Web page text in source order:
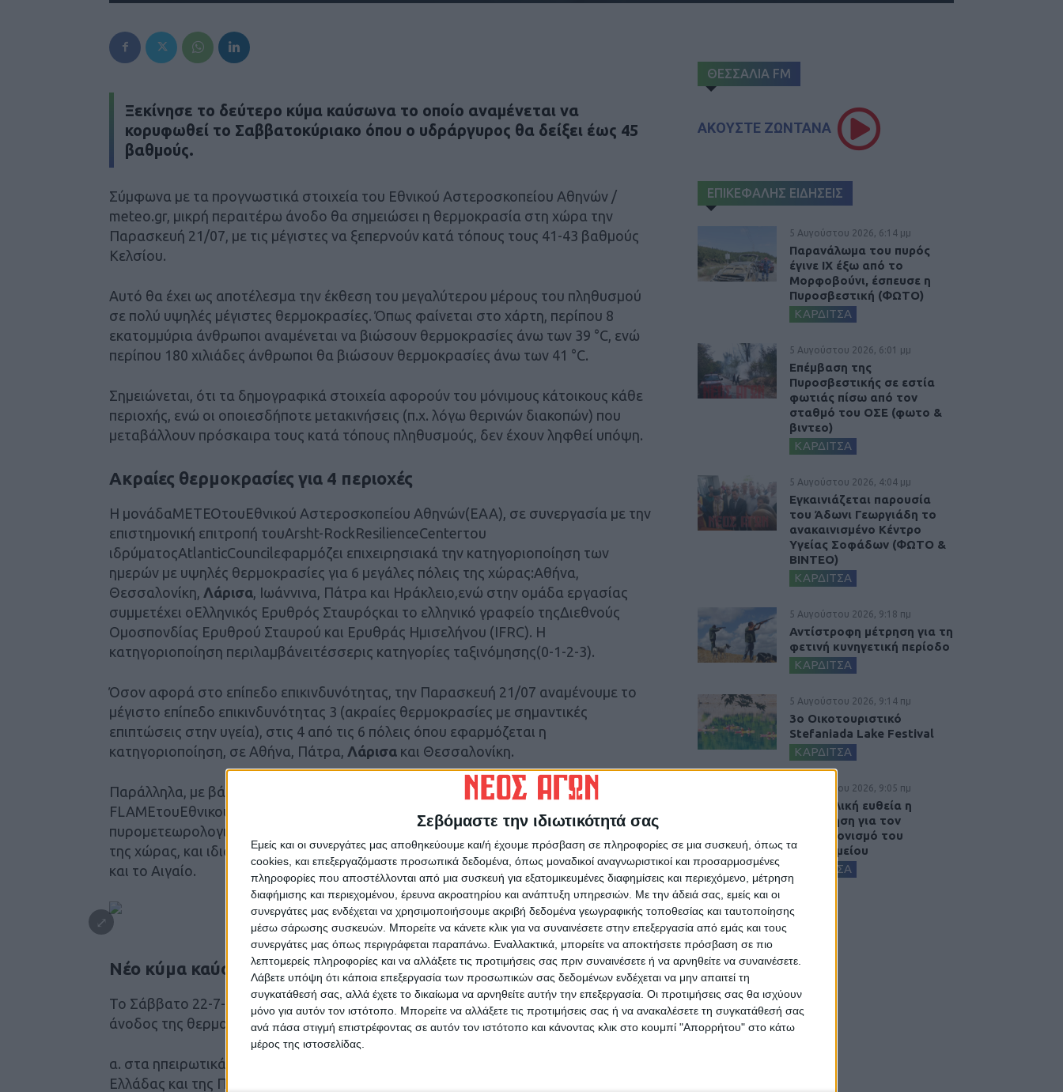
Σεβόμαστε την ιδιωτικότητά σας
Εμείς και οι συνεργάτες μας αποθηκεύουμε και/ή έχουμε πρόσβαση σε πληροφορίες σε μια συσκευή, όπως τα
cookies, και επεξεργαζόμαστε προσωπικά δεδομένα, όπως μοναδικοί αναγνωριστικοί και προσαρμοσμένες
πληροφορίες που αποστέλλονται από μια συσκευή για εξατομικευμένες διαφημίσεις και περιεχόμενο, μέτρηση
διαφήμισης και περιεχομένου, έρευνα ακροατηρίου και ανάπτυξη υπηρεσιών. Με την άδειά σας, εμείς και οι
συνεργάτες μας ενδέχεται να χρησιμοποιήσουμε ακριβή δεδομένα γεωγραφικής τοποθεσίας και ταυτοποίησης
μέσω σάρωσης συσκευών. Μπορείτε να κάνετε κλικ για να συναινέσετε στην επεξεργασία από εμάς και τους
συνεργάτες μας όπως περιγράφεται παραπάνω. Εναλλακτικά, μπορείτε να αποκτήσετε πρόσβαση σε πιο
λεπτομερείς πληροφορίες και να αλλάξετε τις προτιμήσεις σας πριν συναινέσετε ή να αρνηθείτε να συναινέσετε.
Λάβετε υπόψη ότι κάποια επεξεργασία των προσωπικών σας δεδομένων ενδέχεται να μην απαιτεί τη
συγκατάθεσή σας, αλλά έχετε το δικαίωμα να αρνηθείτε αυτήν την επεξεργασία. Οι προτιμήσεις σας θα ισχύουν
μόνο για αυτόν τον ιστότοπο. Μπορείτε να αλλάξετε τις προτιμήσεις σας ή να ανακαλέσετε τη συγκατάθεσή σας
ανά πάσα στιγμή επιστρέφοντας σε αυτόν τον ιστότοπο και κάνοντας κλικ στο κουμπί "Απορρήτου" στο κάτω
μέρος της ιστοσελίδας.
Ξεκίνησε το δεύτερο κύμα καύσωνα το οποίο αναμένεται να
κορυφωθεί το Σαββατοκύριακο όπου ο υδράργυρος θα δείξει έως 45
βαθμούς.
Σύμφωνα με τα προγνωστικά στοιχεία του Εθνικού Αστεροσκοπείου Αθηνών /
meteo.gr, μικρή περαιτέρω άνοδο θα σημειώσει η θερμοκρασία στη χώρα την
Παρασκευή 21/07, με τις μέγιστες να ξεπερνούν κατά τόπους τους 41-43 βαθμούς
Κελσίου.
Αυτό θα έχει ως αποτέλεσμα την έκθεση του μεγαλύτερου μέρους του πληθυσμού
σε πολύ υψηλές μέγιστες θερμοκρασίες. Όπως φαίνεται στο χάρτη, περίπου 8
εκατομμύρια άνθρωποι αναμένεται να βιώσουν θερμοκρασίες άνω των 39 °C, ενώ
περίπου 180 χιλιάδες άνθρωποι θα βιώσουν θερμοκρασίες άνω των 41 °C.
Σημειώνεται, ότι τα δημογραφικά στοιχεία αφορούν του μόνιμους κάτοικους κάθε
περιοχής, ενώ οι οποιεσδήποτε μετακινήσεις (π.χ. λόγω θερινών διακοπών) που
μεταβάλλουν πρόσκαιρα τους κατά τόπους πληθυσμούς, δεν έχουν ληφθεί υπόψη.
Ακραίες θερμοκρασίες για 4 περιοχές
Η μονάδαΜΕΤΕΟτουΕθνικού Αστεροσκοπείου Αθηνών(ΕΑΑ), σε συνεργασία με την
επιστημονική επιτροπή τουArsht-RockResilienceCenterτου
ιδρύματοςAtlanticCouncilεφαρμόζει επιχειρησιακά την κατηγοριοποίηση των
ημερών με υψηλές θερμοκρασίες για 6 μεγάλες πόλεις της χώρας:Αθήνα,
Θεσσαλονίκη, Λάρισα , Ιωάννινα, Πάτρα και Ηράκλειο,ενώ στην ομάδα εργασίας
συμμετέχει οΕλληνικός Ερυθρός Σταυρόςκαι το ελληνικό γραφείο τηςΔιεθνούς
Ομοσπονδίας Ερυθρού Σταυρού και Ερυθράς Ημισελήνου (IFRC). Η
κατηγοριοποίηση περιλαμβάνειτέσσερις κατηγορίες ταξινόμησης(0-1-2-3).
Όσον αφορά στο επίπεδο επικινδυνότητας, την Παρασκευή 21/07 αναμένουμε το
μέγιστο επίπεδο επικινδυνότητας 3 (ακραίες θερμοκρασίες με σημαντικές
επιπτώσεις στην υγεία), στις 4 από τις 6 πόλεις όπου εφαρμόζεται η
κατηγοριοποίηση, σε Αθήνα, Πάτρα, Λάρισα και Θεσσαλονίκη.
Παράλληλα, με βάση τα προγνωστικά στοιχεία τηςπυρομετεωρολογικής ομάδας
FLAMEτουΕθνικού Αστεροσκοπείου Αθηνών (ΕΑΑ) / meteo.gr,δυσμενείς
πυρομετεωρολογικές συνθήκεςαναμένεται να επικρατήσουν σε αρκετές περιοχές
της χώρας, και ιδιαίτερα σε τμήματα της ανατολικής και νότιας ηπειρωτικής χώρας
και το Αιγαίο.
Νέο κύμα καύσωνα από την Τρίτη
Το Σάββατο 22-7-2023 και την Κυριακή 23-7-2023 προβλέπεται μικρή περαιτέρω
άνοδος της θερμοκρασίας καθώς οι μέγιστες τιμές θα φθάνουν:
α. στα ηπειρωτικά τους 41 με 43 και κατά τόπους στο εσωτερικό της Στερεάς
Ελλάδας και της Πελοποννήσου τους 44 και
ΘΕΣΣΑΛΙΑ FM
ΑΚΟΥΣΤΕ ΖΩΝΤΑΝΑ
ΕΠΙΚΕΦΑΛΗΣ ΕΙΔΗΣΕΙΣ
5 Αυγούστου 2026, 6:14 μμ
Παρανάλωμα του πυρός
έγινε ΙΧ έξω από το
Μορφοβούνι, έσπευσε η
Πυροσβεστική (ΦΩΤΟ)
ΚΑΡΔΙΤΣΑ
5 Αυγούστου 2026, 6:01 μμ
Επέμβαση της
Πυροσβεστικής σε εστία
φωτιάς πίσω από τον
σταθμό του ΟΣΕ (φωτο &
βιντεο)
ΚΑΡΔΙΤΣΑ
5 Αυγούστου 2026, 4:04 μμ
Εγκαινιάζεται παρουσία
του Άδωνι Γεωργιάδη το
ανακαινισμένο Κέντρο
Υγείας Σοφάδων (ΦΩΤΟ &
ΒΙΝΤΕΟ)
ΚΑΡΔΙΤΣΑ
5 Αυγούστου 2026, 9:18 πμ
Αντίστροφη μέτρηση για τη
φετινή κυνηγετική περίοδο
ΚΑΡΔΙΤΣΑ
5 Αυγούστου 2026, 9:14 πμ
3ο Οικοτουριστικό
Stefaniada Lake Festival
ΚΑΡΔΙΤΣΑ
5 Αυγούστου 2026, 9:05 πμ
Στην τελική ευθεία η
πρόσκληση για τον
εκσυγχρονισμό του
Νοσοκομείου
ΚΑΡΔΙΤΣΑ